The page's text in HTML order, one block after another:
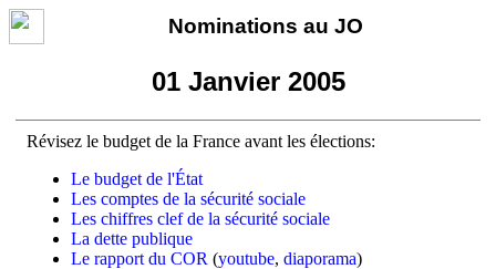
Nominations au JO
01 Janvier 2005
Révisez le budget de la France avant les élections:
Le budget de l'État
Les comptes de la sécurité sociale
Les chiffres clef de la sécurité sociale
La dette publique
Le rapport du COR (youtube, diaporama)